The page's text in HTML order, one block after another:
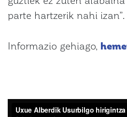
parte hartzerik nahi izan”.
Informazio gehiago,